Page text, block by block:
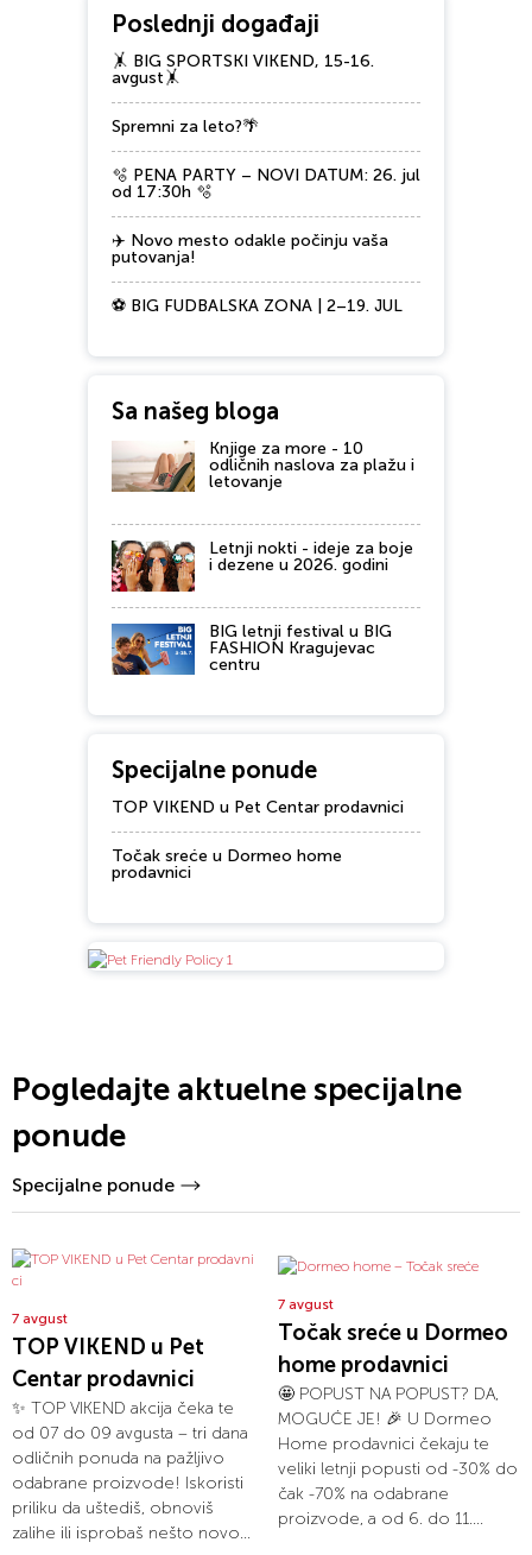
Poslednji događaji
🤸 BIG SPORTSKI VIKEND, 15-16.
avgust🤸
Spremni za leto?🌴
🫧 PENA PARTY – NOVI DATUM: 26. jul
od 17:30h 🫧
✈️ Novo mesto odakle počinju vaša
putovanja!
⚽ BIG FUDBALSKA ZONA | 2–19. JUL
Sa našeg bloga
Knjige za more - 10
odličnih naslova za plažu i
letovanje
Letnji nokti - ideje za boje
i dezene u 2026. godini
BIG letnji festival u BIG
FASHION Kragujevac
centru
Specijalne ponude
TOP VIKEND u Pet Centar prodavnici
Točak sreće u Dormeo home
prodavnici
Pogledajte aktuelne specijalne
ponude
Specijalne ponude
7 avgust
TOP VIKEND u Pet
Centar prodavnici
✨ TOP VIKEND akcija čeka te
od 07 do 09 avgusta – tri dana
odličnih ponuda na pažljivo
odabrane proizvode! Iskoristi
priliku da uštediš, obnoviš
zalihe ili isprobaš nešto novo...
7 avgust
Točak sreće u Dormeo
home prodavnici
🤩 POPUST NA POPUST? DA,
MOGUĆE JE! 🎉 U Dormeo
Home prodavnici čekaju te
veliki letnji popusti od -30% do
čak -70% na odabrane
proizvode, a od 6. do 11....